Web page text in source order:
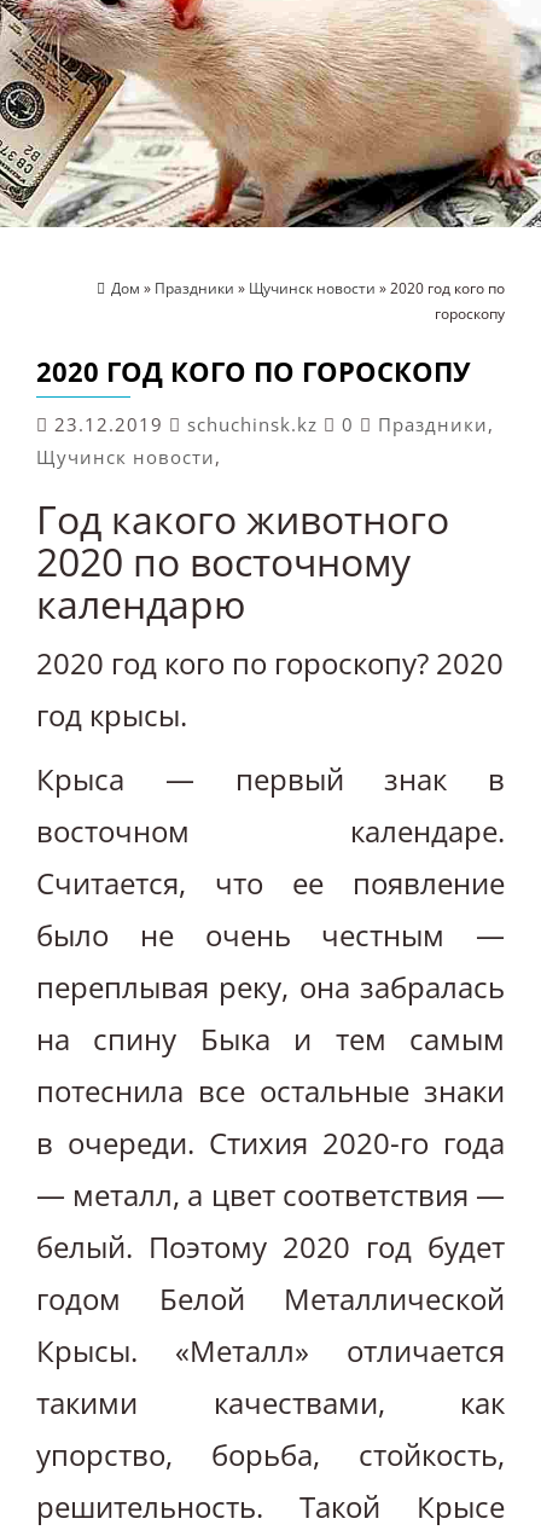
Дом » Праздники » Щучинск новости » 2020 год кого по
гороскопу
2020 ГОД КОГО ПО ГОРОСКОПУ
23.12.2019 schuchinsk.kz 0 Праздники,
Щучинск новости,
Год какого животного
2020 по восточному
календарю
2020 год кого по гороскопу? 2020
год крысы.
Крыса — первый знак в
восточном календаре.
Считается, что ее появление
было не очень честным —
переплывая реку, она забралась
на спину Быка и тем самым
потеснила все остальные знаки
в очереди. Стихия 2020-го года
— металл, а цвет соответствия —
белый. Поэтому 2020 год будет
годом Белой Металлической
Крысы. «Металл» отличается
такими качествами, как
упорство, борьба, стойкость,
решительность. Такой Крысе